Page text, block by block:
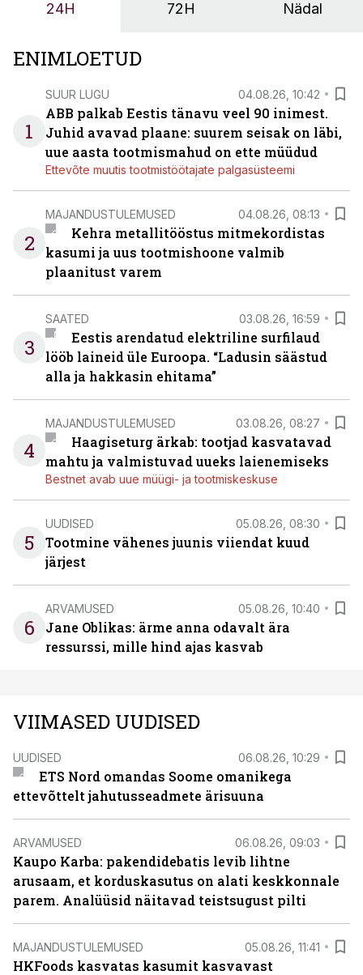
24H 72H Nädal
ENIMLOETUD
1
SUUR LUGU 04.08.26, 10:42
ABB palkab Eestis tänavu veel 90 inimest.
Juhid avavad plaane: suurem seisak on läbi,
uue aasta tootmismahud on ette müüdud
Ettevõte muutis tootmistöötajate palgasüsteemi
2
MAJANDUSTULEMUSED 04.08.26, 08:13
Kehra metallitööstus mitmekordistas
kasumi ja uus tootmishoone valmib
plaanitust varem
3
SAATED 03.08.26, 16:59
Eestis arendatud elektriline surfilaud
lööb laineid üle Euroopa. “Ladusin säästud
alla ja hakkasin ehitama”
4
MAJANDUSTULEMUSED 03.08.26, 08:27
Haagiseturg ärkab: tootjad kasvatavad
mahtu ja valmistuvad uueks laienemiseks
Bestnet avab uue müügi- ja tootmiskeskuse
5
UUDISED 05.08.26, 08:30
Tootmine vähenes juunis viiendat kuud
järjest
6
ARVAMUSED 05.08.26, 10:40
Jane Oblikas: ärme anna odavalt ära
ressurssi, mille hind ajas kasvab
VIIMASED UUDISED
UUDISED 06.08.26, 10:29
ETS Nord omandas Soome omanikega
ettevõttelt jahutusseadmete ärisuuna
ARVAMUSED 06.08.26, 09:03
Kaupo Karba: pakendidebatis levib lihtne
arusaam, et korduskasutus on alati keskkonnale
parem. Analüüsid näitavad teistsugust pilti
MAJANDUSTULEMUSED 05.08.26, 11:41
HKFoods kasvatas kasumit kasvavast